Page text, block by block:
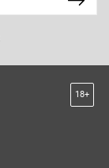
18+